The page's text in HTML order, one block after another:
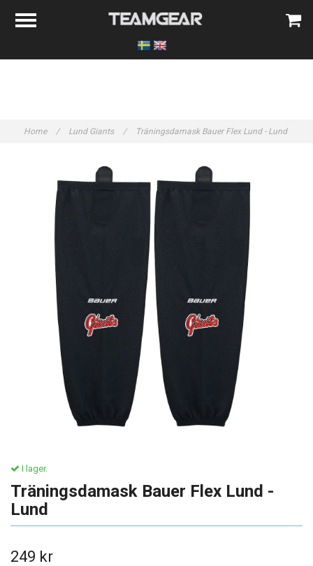
Home / Lund Giants / Träningsdamask Bauer Flex Lund - Lund
I lager.
Träningsdamask Bauer Flex Lund -
Lund
249 kr